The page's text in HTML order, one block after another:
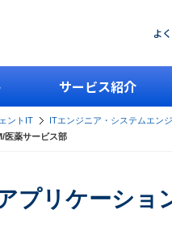
よ
サービス紹介
ントIT ITエンジニア・システムエン
医薬サービス部
プリケーショ